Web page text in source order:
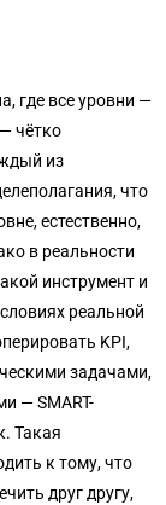
где все уровни —
чётко
из
что
естественно,
в реальности
инструмент и
реальной
KPI,
задачами,
— SMART-
Такая
к тому, что
друг другу,